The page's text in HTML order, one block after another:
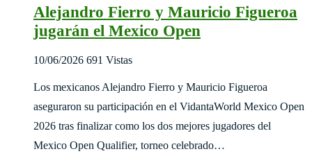
Alejandro Fierro y Mauricio Figueroa
jugarán el Mexico Open
10/06/2026 691 Vistas
Los mexicanos Alejandro Fierro y Mauricio Figueroa
aseguraron su participación en el VidantaWorld Mexico Open
2026 tras finalizar como los dos mejores jugadores del
Mexico Open Qualifier, torneo celebrado…